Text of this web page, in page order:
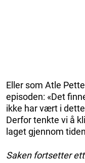
Eller som Atle
episoden: «Det
ikke har vært i
Derfor tenkte vi å
laget gjennom
Saken fortsetter